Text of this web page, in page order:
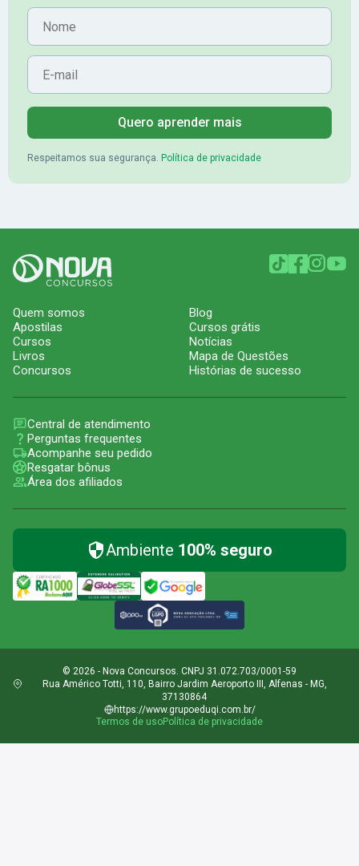
Nome
E-mail
Quero aprender mais
Respeitamos sua segurança. Política de privacidade
Quem somos
Apostilas
Cursos
Livros
Concursos
Blog
Cursos grátis
Notícias
Mapa de Questões
Histórias de sucesso
Central de atendimento
Perguntas frequentes
Acompanhe seu pedido
Resgatar bônus
Área dos afiliados
Ambiente 100% seguro
© 2026 - Nova Concursos. CNPJ 31.072.703/0001-59
Rua Américo Totti, 110, Bairro Jardim Aeroporto III, Alfenas - MG,
37130864
https://www.grupoeduqi.com.br/
Termos de usoPolítica de privacidade